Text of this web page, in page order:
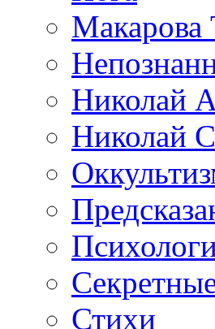
Макарова
Николай
Николай
Стихи